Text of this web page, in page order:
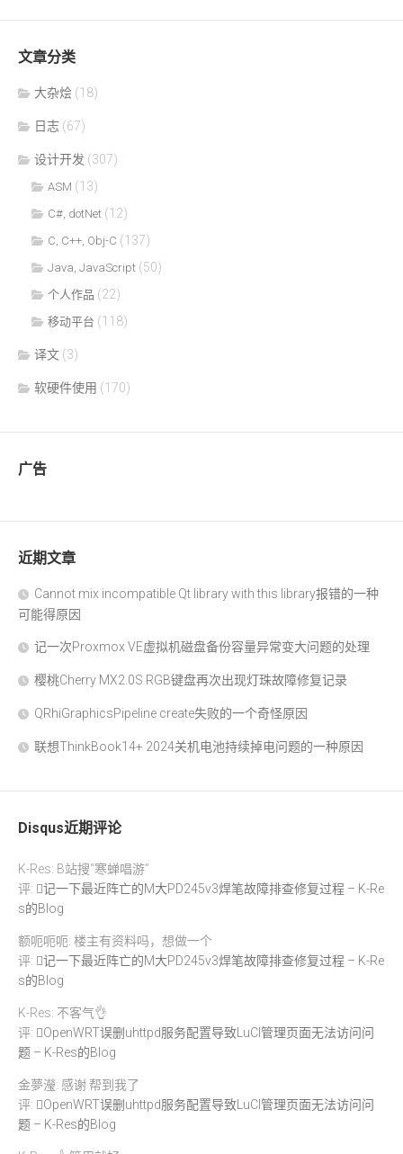
文章分类
大杂烩 (18)
日志 (67)
设计开发 (307)
ASM (13)
C#, dotNet (12)
C, C++, Obj-C (137)
Java, JavaScript (50)
个人作品 (22)
移动平台 (118)
译文 (3)
软硬件使用 (170)
广告
近期文章
Cannot mix incompatible Qt library with this library报错的一种
可能得原因
记一次Proxmox VE虚拟机磁盘备份容量异常变大问题的处理
樱桃Cherry MX2.0S RGB键盘再次出现灯珠故障修复记录
QRhiGraphicsPipeline create失败的一个奇怪原因
联想ThinkBook14+ 2024关机电池持续掉电问题的一种原因
Disqus近期评论
K-Res: B站搜“寒蝉唱游”
评:
记一下最近阵亡的M大PD245v3焊笔故障排查修复过程 – K-Re
s的Blog
额呃呃呃: 楼主有资料吗，想做一个
评:
记一下最近阵亡的M大PD245v3焊笔故障排查修复过程 – K-Re
s的Blog
K-Res: 不客气👌
评:
OpenWRT误删uhttpd服务配置导致LuCI管理页面无法访问问
题 – K-Res的Blog
金夢瀅: 感谢 帮到我了
评:
OpenWRT误删uhttpd服务配置导致LuCI管理页面无法访问问
题 – K-Res的Blog